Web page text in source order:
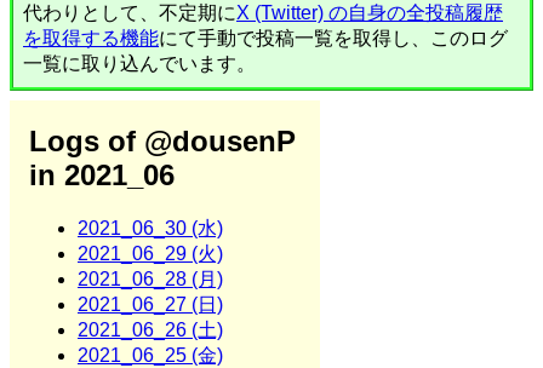
代わりとして、不定期にX (Twitter) の自身の全投稿履歴
を取得する機能にて手動で投稿一覧を取得し、このログ
一覧に取り込んでいます。
Logs of @dousenP
in 2021_06
2021_06_30 (水)
2021_06_29 (火)
2021_06_28 (月)
2021_06_27 (日)
2021_06_26 (土)
2021_06_25 (金)